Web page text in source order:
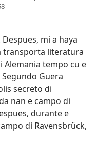
mi a haya
transporta literatura
Alemania tempo cu e
Guera
secreto di
nan e campo di
durante e
di Ravensbrück,